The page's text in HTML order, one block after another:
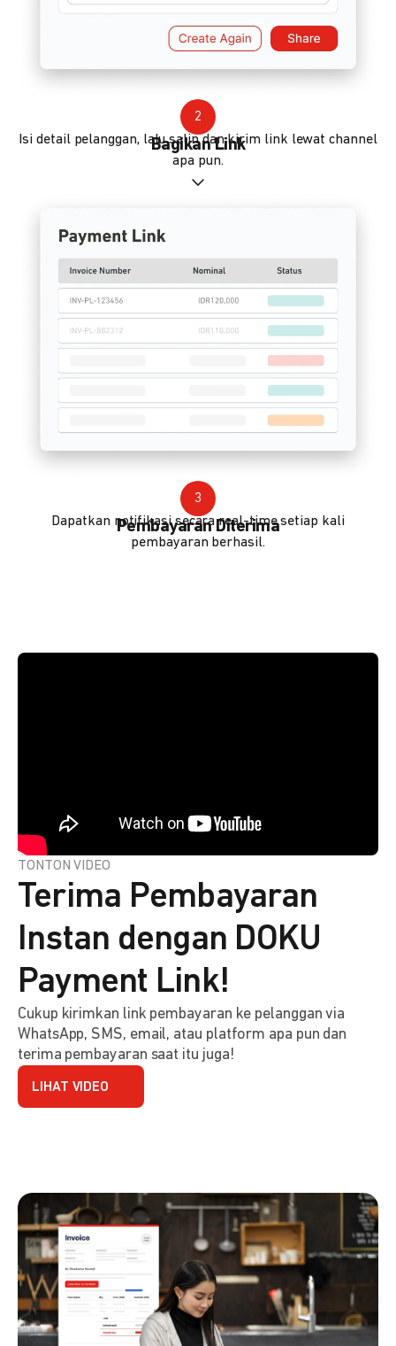
2
Bagikan Link
Isi detail pelanggan, lalu salin dan kirim link lewat channel
apa pun.
3
Pembayaran Diterima
Dapatkan notifikasi secara real-time setiap kali
pembayaran berhasil.
TONTON VIDEO
Terima Pembayaran
Instan dengan DOKU
Payment Link!
Cukup kirimkan link pembayaran ke pelanggan via
WhatsApp, SMS, email, atau platform apa pun dan
terima pembayaran saat itu juga!
LIHAT VIDEO